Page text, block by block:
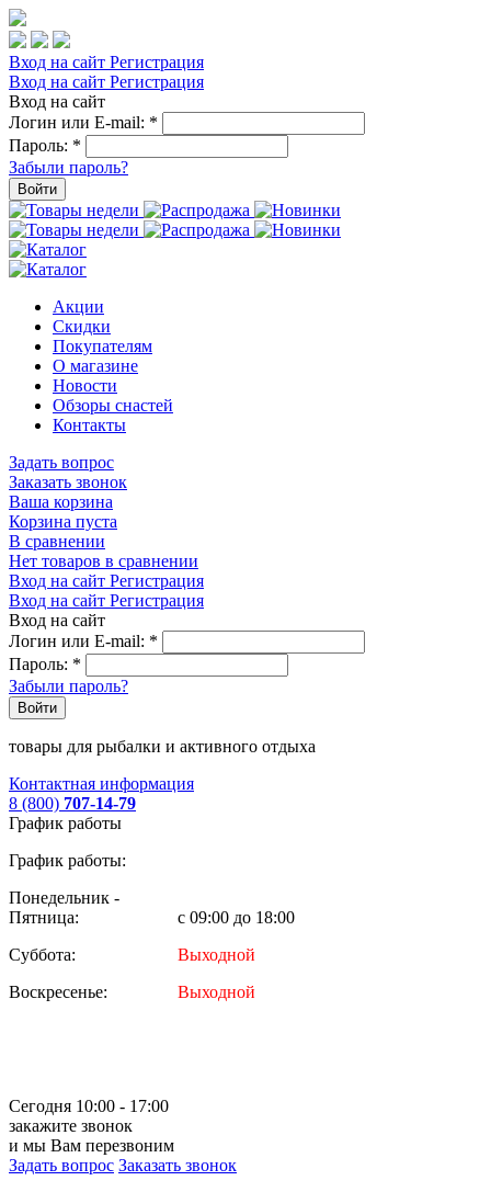
Вход на сайт Регистрация
Вход на сайт Регистрация
Вход на сайт
Логин или E-mail: *
Пароль: *
Забыли пароль?
Войти
Акции
Скидки
Покупателям
О магазине
Новости
Обзоры снастей
Контакты
Задать вопрос
Заказать звонок
Ваша корзина
Корзина пуста
В сравнении
Нет товаров в сравнении
Вход на сайт Регистрация
Вход на сайт Регистрация
Вход на сайт
Логин или E-mail: *
Пароль: *
Забыли пароль?
Войти
товары для рыбалки и активного отдыха
Контактная информация
8 (800) 707-14-79
График работы
График работы:
Понедельник -
Пятница:
с 09:00 до 18:00
Суббота:
Выходной
Воскресенье:
Выходной
Сегодня 10:00 - 17:00
закажите звонок
и мы Вам перезвоним
Задать вопрос Заказать звонок